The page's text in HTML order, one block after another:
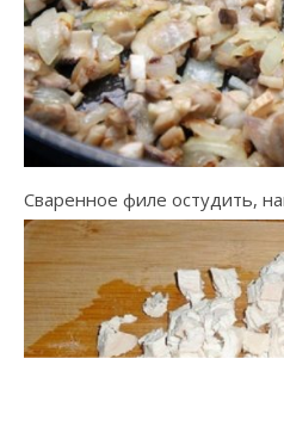
Сваренное филе остудить,